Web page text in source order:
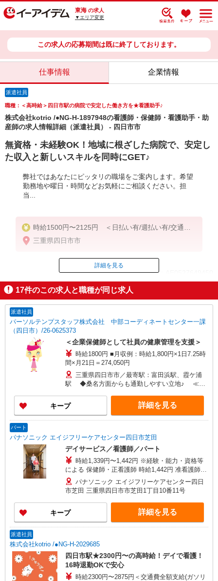
東海 の求人
▼エリア変更
この求人の応募期間は既に終了しております。
仕事情報 企業情報
派遣社員
職種：＜高時給＞四日市駅の病院で安定した働き方を★看護助手♪
株式会社kotrio /●NG-H-1897948の看護師・保健師・看護助手・助
産師の求人情報詳細（派遣社員） - 四日市市
無資格・未経験OK！地域に根ざした病院で、安定し
た収入と新しいスキルを同時にGET♪
弊社ではあなたにピッタリの職場をご案内します。希望
勤務地や曜日・時間などお気軽にご相談ください。担
当...
時給1500円〜2125円 ＜日払い有/週払い有/交通費
全支給(ガソリン代含む)＞
三重県四日市市
ID：AE0527649450
掲載期間終了
詳細を見る
17件のこの求人と職種が同じ求人
派遣社員
パーソルテンプスタッフ株式会社 中部コーディネートセンター一課
（四日市）/26-0625373
＜企業保健師として社員の健康管理を支援＞
時給1800円 ■月収例：時給1,800円×1日7.25時
間×月21日＝274,050円
三重県四日市市／最寄駅：富田浜駅、霞ケ浦
駅 ◆桑名方面からも通勤しやすい立地♪ ≪車
ます
キープ 詳細を見る
パート
パナソニック エイジフリーケアセンター四日市芝田
デイサービス／看護師／パート
時給1,339円〜1,442円 ※経験・能力・資格等
による 保健師・正看護師 時給1,442円 准看護師
時給1,339円 〇時間外勤務手当 〇土日祝勤務手当
〇無事故無違反表彰金 〇年末年始勤務手当
パナソニック エイジフリーケアセンター四日
市芝田 三重県四日市市芝田1丁目10番11号
キープ 詳細を見る
派遣社員
株式会社kotrio /●NG-H-2029685
四日市駅★2300円〜の高時給！デイで看護！
16時退勤OKで安心
時給2300円〜2875円＜交通費全額支給(ガソリ